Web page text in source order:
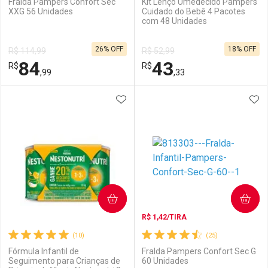
Comprar sem Desconto
Por R$ 154,11/cada
Comprar sem Desconto
Por R$ 154,11/cada
Comprar sem Desconto
Por R$ 9,90/cada
Comprar sem Desconto
Por R$ 9,90/cada
XXG 56 Unidades
R$ 114,99
R$84,99
26% OFF
Cuidado do Bebê 4 Pacotes
com 48 Unidades
R$ 52,99
R$43,33
18% OFF
Laboratório
Por Menos
(10)
Fórmula Infantil de
Seguimento para Crianças de
ADICIONAR AOS FAVORITOS
COMPRAR
(25)
R$ 1,42/TIRA
Fralda Pampers Confort Sec G
60 Unidades
COMPRAR